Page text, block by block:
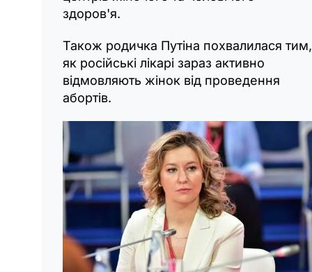
здоров'я.
Також родичка Путіна похвалилася тим,
як російські лікарі зараз активно
відмовляють жінок від проведення
абортів.